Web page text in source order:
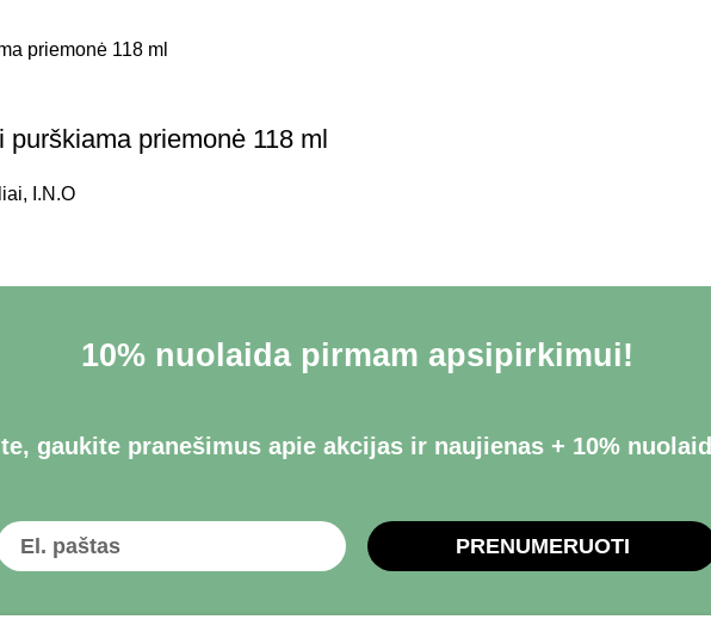
priemonė 118 ml
, I.N.O
10% nuolaida pirmam apsipirkimui!
gaukite pranešimus apie akcijas ir naujienas + 10%
PRENUMERUOTI